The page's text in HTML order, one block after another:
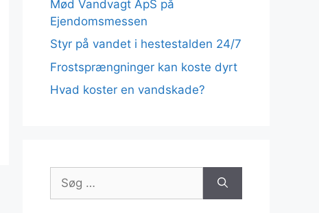
Mød Vandvagt ApS på
Ejendomsmessen
Styr på vandet i hestestalden 24/7
Frostsprængninger kan koste dyrt
Hvad koster en vandskade?
Søg
efter: